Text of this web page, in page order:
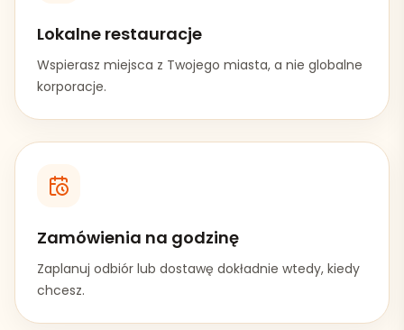
Lokalne restauracje
Wspierasz miejsca z Twojego miasta, a nie globalne
korporacje.
Zamówienia na godzinę
Zaplanuj odbiór lub dostawę dokładnie wtedy, kiedy
chcesz.